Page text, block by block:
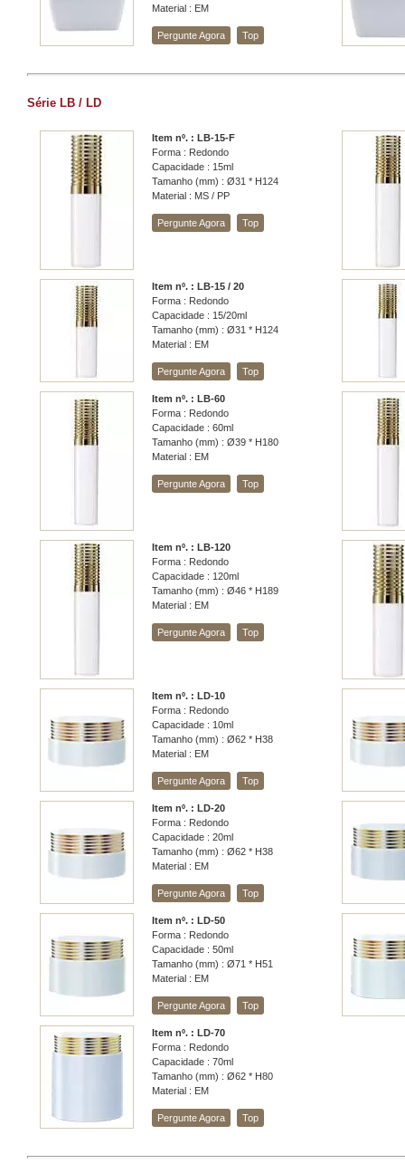
Material : EM
Pergunte Agora Top
Série LB / LD
Item nº. : LB-15-F
Forma : Redondo
Capacidade : 15ml
Tamanho (mm) : Ø31 * H124
Material : MS / PP
Pergunte Agora Top
Item nº. : LB-15 / 20
Forma : Redondo
Capacidade : 15/20ml
Tamanho (mm) : Ø31 * H124
Material : EM
Pergunte Agora Top
Item nº. : LB-60
Forma : Redondo
Capacidade : 60ml
Tamanho (mm) : Ø39 * H180
Material : EM
Pergunte Agora Top
Item nº. : LB-120
Forma : Redondo
Capacidade : 120ml
Tamanho (mm) : Ø46 * H189
Material : EM
Pergunte Agora Top
Item nº. : LD-10
Forma : Redondo
Capacidade : 10ml
Tamanho (mm) : Ø62 * H38
Material : EM
Pergunte Agora Top
Item nº. : LD-20
Forma : Redondo
Capacidade : 20ml
Tamanho (mm) : Ø62 * H38
Material : EM
Pergunte Agora Top
Item nº. : LD-50
Forma : Redondo
Capacidade : 50ml
Tamanho (mm) : Ø71 * H51
Material : EM
Pergunte Agora Top
Item nº. : LD-70
Forma : Redondo
Capacidade : 70ml
Tamanho (mm) : Ø62 * H80
Material : EM
Pergunte Agora Top